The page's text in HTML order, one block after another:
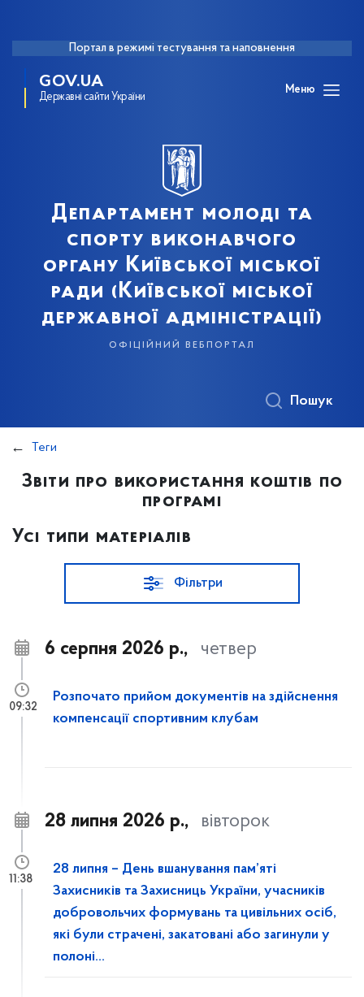
Портал в режимі тестування та наповнення
GOV.UA
Державні сайти України
Меню
Департамент молоді та
спорту виконавчого
органу Київської міської
ради (Київської міської
державної адміністрації)
офіційний вебпортал
Пошук
Теги
Звіти про використання коштів по
програмі
Усі типи матеріалів
Фільтри
6 серпня 2026 р., четвер
Розпочато прийом документів на здійснення
компенсації спортивним клубам
09:32
28 липня 2026 р., вівторок
28 липня – День вшанування пам’яті
Захисників та Захисниць України, учасників
добровольчих формувань та цивільних осіб,
які були страчені, закатовані або загинули у
полоні...
11:38